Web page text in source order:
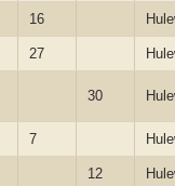
16
27
30
7
12